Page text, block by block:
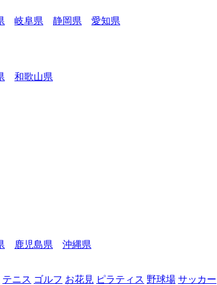
岐阜県 静岡県 愛知県
和歌山県
鹿児島県
沖縄県
テニス ゴルフ お花見 ピラティス 野球場 サッカー